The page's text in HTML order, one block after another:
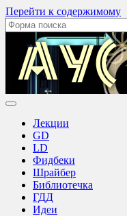
Перейти к содержимому
Поиск:
Аус
Лекции
GD
LD
Фидбеки
Шрайбер
Библиотечка
ГДД
Идеи